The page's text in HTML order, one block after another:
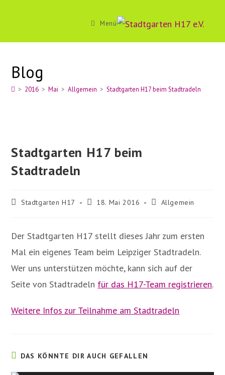
Menü
Blog
> 2016 > Mai > Allgemein > Stadtgarten H17 beim Stadtradeln
Stadtgarten H17 beim
Stadtradeln
Beitrags-
Stadtgarten H17
Beitrag
18. Mai 2016
Beitrags-
Allgemein
Der Stadtgarten H17 stellt dieses Jahr zum ersten
Mal ein eigenes Team beim Leipziger Stadtradeln.
Wer uns unterstützen möchte, kann sich auf der
Seite von Stadtradeln für das H17-Team registrieren.
Weitere Infos zur Teilnahme am Stadtradeln
DAS KÖNNTE DIR AUCH GEFALLEN